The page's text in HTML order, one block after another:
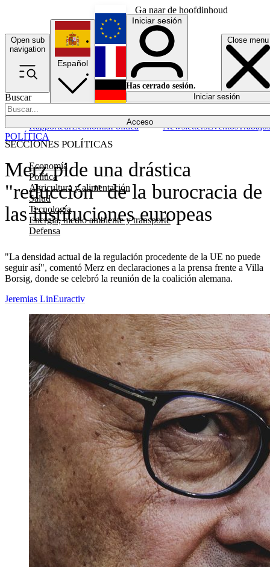
Ga naar de hoofdinhoud
Open sub
navigation
Close menu
Buscar
Acceso
SECCIONES POLÍTICAS
Economía
Política
Agricultura y alimentación
Salud
Tecnología
Energía, medio ambiente y transporte
Defensa
RapporteurEconomíaPolítica NewslettersEventosTrabajos
Español
English
Français
Iniciar sesión
Has cerrado sesión.
Iniciar sesión
Merz pide una drástica
"reducción" de la burocracia de
las instituciones europeas
"La densidad actual de la regulación procedente de la UE no puede
seguir así", comentó Merz en declaraciones a la prensa frente a Villa
Borsig, donde se celebró la reunión de la coalición alemana.
POLÍTICA
Jeremias LinEuractiv